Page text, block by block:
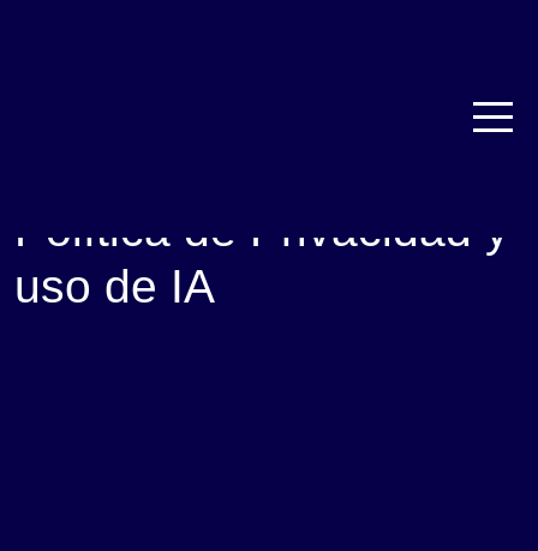
Política de Privacidad y
uso de IA